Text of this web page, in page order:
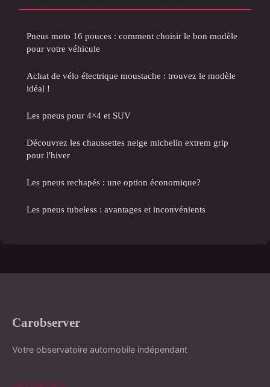
Pneus moto 16 pouces : comment choisir le bon modèle
pour votre véhicule
Achat de vélo électrique moustache : trouvez le modèle
idéal !
Les pneus pour 4×4 et SUV
Découvrez les chaussettes neige michelin extrem grip
pour l'hiver
Les pneus rechapés : une option économique?
Les pneus tubeless : avantages et inconvénients
Carobserver
Votre observatoire automobile indépendant
NAVIGATION